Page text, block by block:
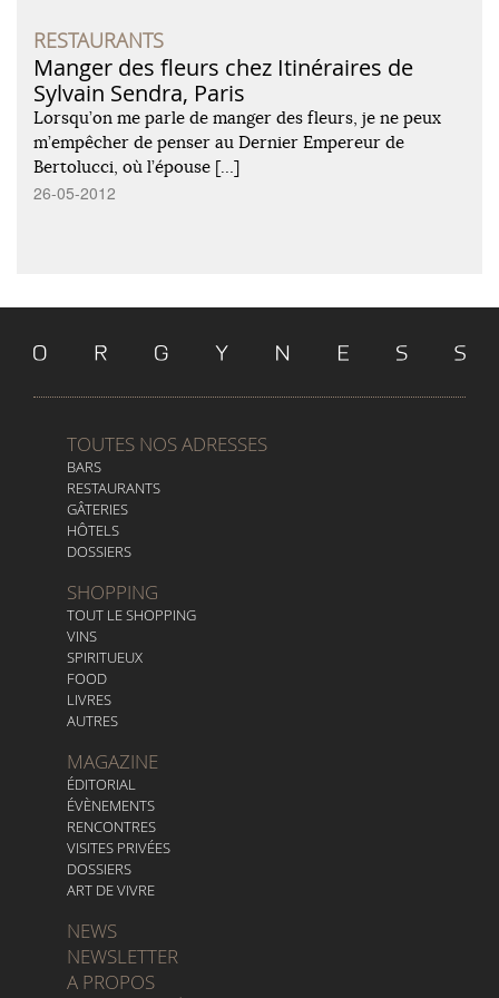
RESTAURANTS
Manger des fleurs chez Itinéraires de
Sylvain Sendra, Paris
Lorsqu’on me parle de manger des fleurs, je ne peux
m’empêcher de penser au Dernier Empereur de
Bertolucci, où l’épouse […]
26-05-2012
TOUTES NOS ADRESSES
BARS
RESTAURANTS
GÂTERIES
HÔTELS
DOSSIERS
SHOPPING
TOUT LE SHOPPING
VINS
SPIRITUEUX
FOOD
LIVRES
AUTRES
MAGAZINE
ÉDITORIAL
ÉVÈNEMENTS
RENCONTRES
VISITES PRIVÉES
DOSSIERS
ART DE VIVRE
NEWS
NEWSLETTER
A PROPOS